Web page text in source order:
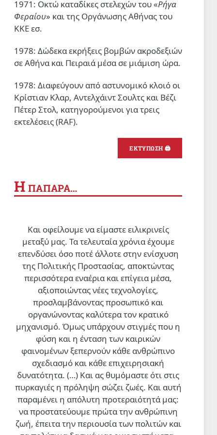
ΠΑΙΔΕΙΑ
Σύλλογος Οικότροφων ΦΕΑ
2 Αυγ 2026, 19:43
ΔΙΕΘΝΗ
112 σοροί ανασύρθηκαν από τα
ερείπια στη συνοικία Σάμπρα
στην Πόλη της Γάζας
1971: Οκτώ καταδίκες στελεχών του «Ρήγα
Φεραίου» και της Οργάνωσης Αθήνας του
ΚΚΕ εσ.
1978: Δώδεκα εκρήξεις βομβών ακροδεξιών
σε Αθήνα και Πειραιά μέσα σε μιάμιση ώρα.
1978: Διαφεύγουν από αστυνομικό κλοιό οι
Κρίστιαν Κλαρ, Αντελχάιντ Σουλτς και Βέζι
Πέτερ Στολ, κατηγορούμενοι για τρεις
εκτελέσεις (RAF).
ΕΚΤΥΠΩΣΗ 🖨
Η ΠΑΠΑΡΑ…
Και οφείλουμε να είμαστε ειλικρινείς
μεταξύ μας. Τα τελευταία χρόνια έχουμε
επενδύσει όσο ποτέ άλλοτε στην ενίσχυση
της Πολιτικής Προστασίας, αποκτώντας
περισσότερα εναέρια και επίγεια μέσα,
αξιοποιώντας νέες τεχνολογίες,
προσλαμβάνοντας προσωπικό και
οργανώνοντας καλύτερα τον κρατικό
μηχανισμό. Όμως υπάρχουν στιγμές που η
φύση και η ένταση των καιρικών
φαινομένων ξεπερνούν κάθε ανθρώπινο
σχεδιασμό και κάθε επιχειρησιακή
δυνατότητα. (…) Και ας θυμόμαστε ότι στις
πυρκαγιές η πρόληψη σώζει ζωές. Και αυτή
παραμένει η απόλυτη προτεραιότητά μας:
να προστατεύουμε πρώτα την ανθρώπινη
ζωή, έπειτα την περιουσία των πολιτών και